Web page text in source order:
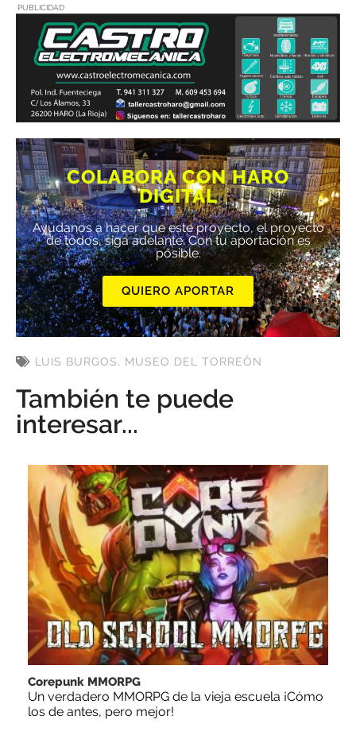
PUBLICIDAD
COLABORA CON HARO
DIGITAL
Ayúdanos a hacer que este proyecto, el proyecto
de todos, siga adelante. Con tu aportación es
posible.
QUIERO APORTAR
LUIS BURGOS, MUSEO DEL TORREÓN
También te puede
interesar...
Corepunk MMORPG
Un verdadero MMORPG de la vieja escuela ¡Cómo
los de antes, pero mejor!